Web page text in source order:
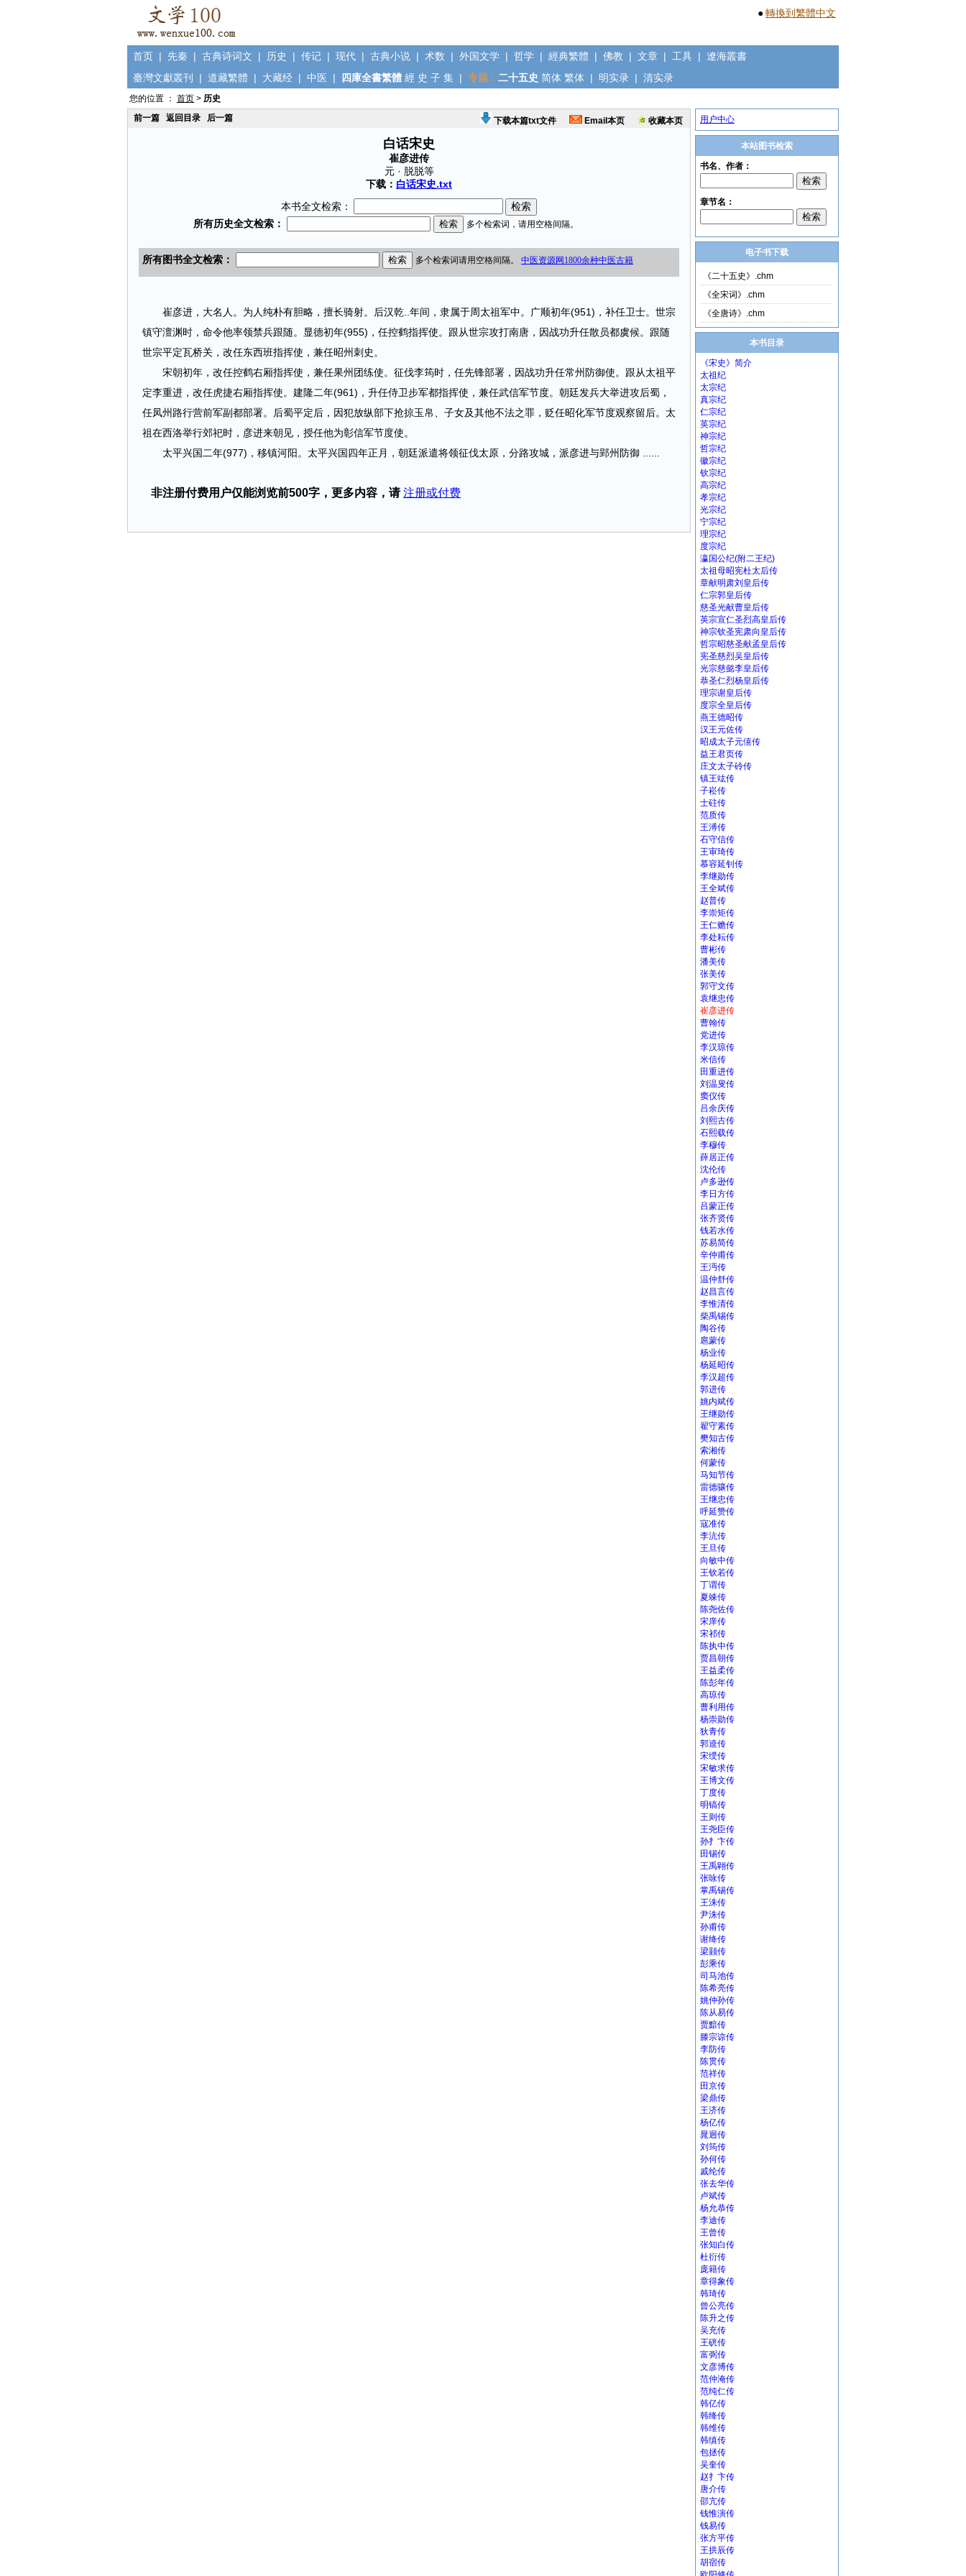
●轉換到繁體中文
首页 | 先秦 | 古典诗词文 | 历史 | 传记 | 现代 | 古典小说 | 术数 | 外国文学 | 哲学 | 經典繁體 | 佛教 | 文章 | 工具 | 遼海叢書
臺灣文獻叢刊
| 道藏繁體 | 大藏经 | 中医 | 四庫全書繁體 經 史 子 集 | 专题： 二十五史 简体 繁体 | 明实录 | 清实录
您的位置 ： 首页 > 历史
前一篇
返回目录 后一篇 下载本篇txt文件 Email本页 收藏本页
白话宋史
崔彦进传
元 · 脱脱等
下载： 白话宋史.txt
本书全文检索：
崔彦进，大名人。为人纯朴有胆略，擅长骑射。后汉乾..年间，隶属于周太祖军中。广顺初年(951)，补任卫士。世宗
镇守澶渊时，命令他率领禁兵跟随。显德初年(955)，任控鹤指挥使。跟从世宗攻打南唐，因战功升任散员都虞候。跟随
世宗平定瓦桥关，改任东西班指挥使，兼任昭州刺史。
宋朝初年，改任控鹤右厢指挥使，兼任果州团练使。征伐李筠时，任先锋部署，因战功升任常州防御使。跟从太祖平
定李重进，改任虎捷右厢指挥使。建隆二年(961)，升任侍卫步军都指挥使，兼任武信军节度。朝廷发兵大举进攻后蜀，
任凤州路行营前军副都部署。后蜀平定后，因犯放纵部下抢掠玉帛、子女及其他不法之罪，贬任昭化军节度观察留后。太
祖在西洛举行郊祀时，彦进来朝见，授任他为彰信军节度使。
太平兴国二年(977)，移镇河阳。太平兴国四年正月，朝廷派遣将领征伐太原，分路攻城，派彦进与郢州防御 ......
非注册付费用户仅能浏览前500字，更多内容，请 注册或付费
用户中心
本站图书检索
电子书下载
《二十五史》.chm
《全宋词》.chm
《全唐诗》.chm
本书目录
《宋史》简介
太祖纪
太宗纪
真宗纪
仁宗纪
英宗纪
神宗纪
哲宗纪
徽宗纪
钦宗纪
高宗纪
孝宗纪
光宗纪
宁宗纪
理宗纪
度宗纪
瀛国公纪(附二王纪)
太祖母昭宪杜太后传
章献明肃刘皇后传
仁宗郭皇后传
慈圣光献曹皇后传
英宗宣仁圣烈高皇后传
神宗钦圣宪肃向皇后传
哲宗昭慈圣献孟皇后传
宪圣慈烈吴皇后传
光宗慈懿李皇后传
恭圣仁烈杨皇后传
理宗谢皇后传
度宗全皇后传
燕王德昭传
汉王元佐传
昭成太子元僖传
益王君页传
庄文太子砱传
镇王竑传
子崧传
士砫传
范质传
王溥传
石守信传
王审琦传
慕容延钊传
李继勋传
王全斌传
赵普传
李崇矩传
王仁赡传
李处耘传
曹彬传
潘美传
张美传
郭守文传
袁继忠传
崔彦进传
曹翰传
党进传
李汉琼传
米信传
田重进传
刘温叟传
窦仪传
吕余庆传
刘熙古传
石熙载传
李穆传
薛居正传
沈伦传
卢多逊传
李日方传
吕蒙正传
张齐贤传
钱若水传
苏易简传
辛仲甫传
王沔传
温仲舒传
赵昌言传
李惟清传
柴禹锡传
陶谷传
扈蒙传
杨业传
杨延昭传
李汉超传
郭进传
姚内斌传
王继勋传
翟守素传
樊知古传
索湘传
何蒙传
马知节传
雷德骧传
王继忠传
呼延赞传
寇准传
李沆传
王旦传
向敏中传
王钦若传
丁谓传
夏竦传
陈尧佐传
宋庠传
宋祁传
陈执中传
贾昌朝传
王益柔传
陈彭年传
高琼传
曹利用传
杨崇勋传
狄青传
郭逵传
宋绶传
宋敏求传
王博文传
丁度传
明镐传
王则传
王尧臣传
孙扌卞传
田锡传
王禹翶传
张咏传
掌禹锡传
王洙传
尹洙传
孙甫传
谢绛传
梁颢传
彭乘传
司马池传
陈希亮传
姚仲孙传
陈从易传
贾黯传
滕宗谅传
李防传
陈贯传
范祥传
田京传
梁鼎传
王济传
杨亿传
晁迥传
刘筠传
孙何传
戚纶传
张去华传
卢斌传
杨允恭传
李迪传
王曾传
张知白传
杜衍传
庞籍传
章得象传
韩琦传
曾公亮传
陈升之传
吴充传
王硄传
富弼传
文彦博传
范仲淹传
范纯仁传
韩亿传
韩绛传
韩维传
韩缜传
包拯传
吴奎传
赵扌卞传
唐介传
邵亢传
钱惟演传
钱易传
张方平传
王拱辰传
胡宿传